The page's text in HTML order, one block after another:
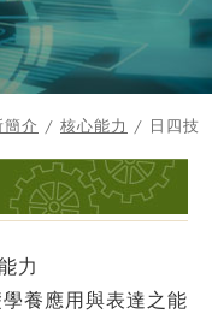
簡介 / 核心能力 / 日四技
力
養應用與表達之能